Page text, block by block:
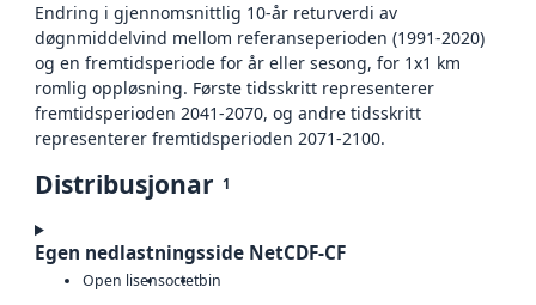
Endring i gjennomsnittlig 10-år returverdi av
døgnmiddelvind mellom referanseperioden (1991-2020)
og en fremtidsperiode for år eller sesong, for 1x1 km
romlig oppløsning. Første tidsskritt representerer
fremtidsperioden 2041-2070, og andre tidsskritt
representerer fremtidsperioden 2071-2100.
Distribusjonar 1
Egen nedlastningsside NetCDF-CF
Open lisensoctetbin